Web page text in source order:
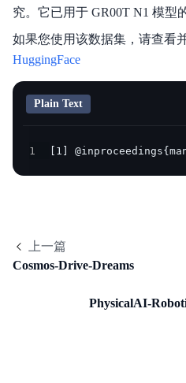
快速入门
API参考
究。它已用于 GR00T N1 模型
如果您使用该数据集，请查看
HuggingFace
Plain Text
1 [1]
上一篇
Cosmos-Drive-Dreams
PhysicalAI-